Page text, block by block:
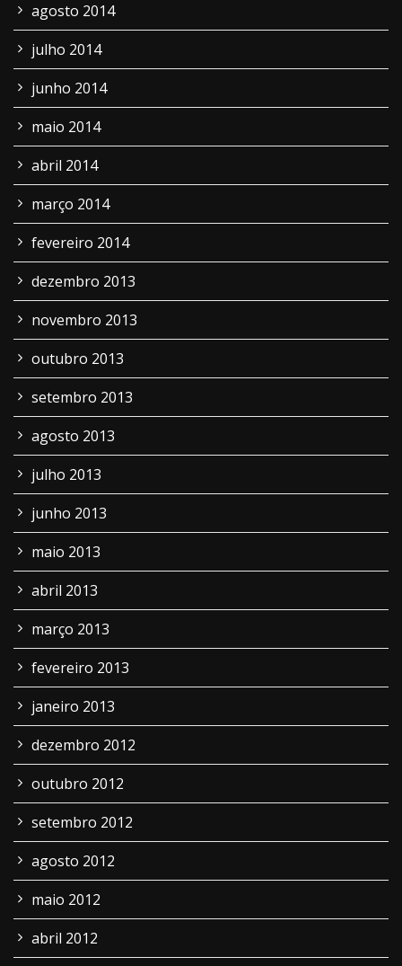
agosto 2014
julho 2014
junho 2014
maio 2014
abril 2014
março 2014
fevereiro 2014
dezembro 2013
novembro 2013
outubro 2013
setembro 2013
agosto 2013
julho 2013
junho 2013
maio 2013
abril 2013
março 2013
fevereiro 2013
janeiro 2013
dezembro 2012
outubro 2012
setembro 2012
agosto 2012
maio 2012
abril 2012